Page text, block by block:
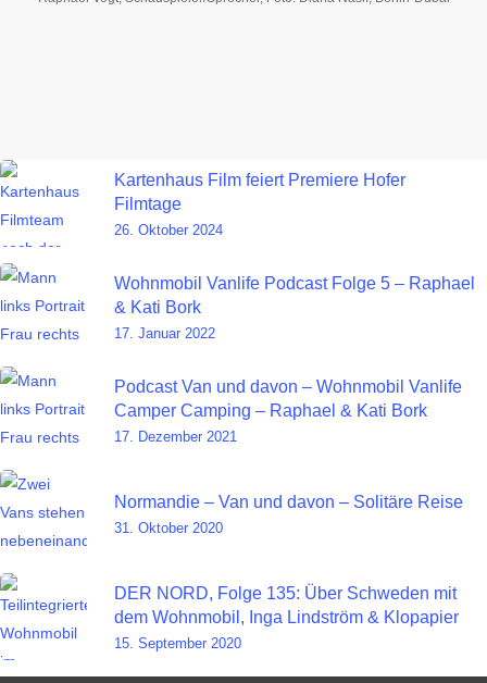
Kartenhaus Film feiert Premiere Hofer
Filmtage
26. Oktober 2024
Wohnmobil Vanlife Podcast Folge 5 – Raphael
& Kati Bork
17. Januar 2022
Podcast Van und davon – Wohnmobil Vanlife
Camper Camping – Raphael & Kati Bork
17. Dezember 2021
Normandie – Van und davon – Solitäre Reise
31. Oktober 2020
DER NORD, Folge 135: Über Schweden mit
dem Wohnmobil, Inga Lindström & Klopapier
15. September 2020